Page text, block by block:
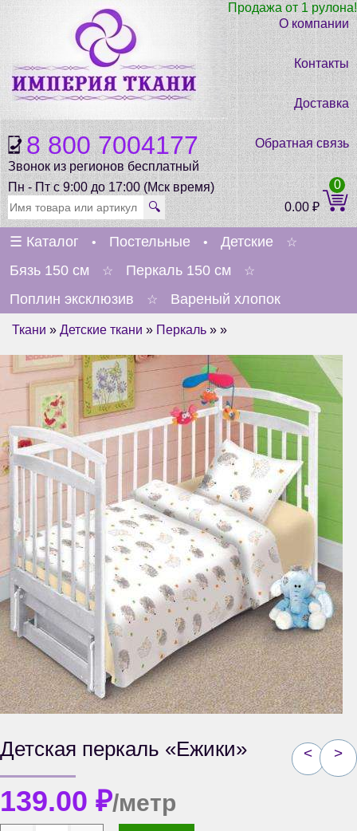
8 800 7004177
Звонок из регионов бесплатный
Пн - Пт с 9:00 до 17:00 (Мск время)
Продажа от 1 рулона!
О компании
Контакты
Доставка
Обратная связь
🔍 0.00₽
0
☰ Каталог • Постельные • Детские ☆
Бязь 150 см ☆ Перкаль 150 см ☆
Поплин эксклюзив ☆ Вареный хлопок
Ткани » Детские ткани » Перкаль » »
< >
Детская перкаль «Ежики»
139.00 ₽/метр